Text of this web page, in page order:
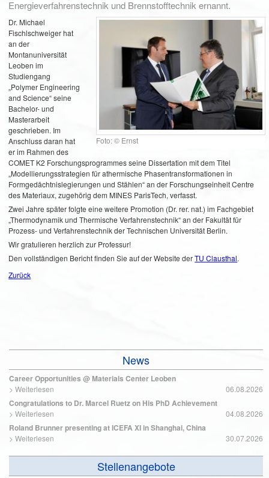
Energieverfahrenstechnik und Brennstofftechnik ernannt.
Foto: © Ernst
Dr. Michael
Fischlschweiger hat
an der
Montanuniversität
Leoben im
Studiengang
„Polymer Engineering
and Science“ seine
Bachelor- und
Masterarbeit
geschrieben. Im
Anschluss daran hat
er im Rahmen des
COMET K2 Forschungsprogrammes seine Dissertation mit dem Titel
„Modellierungsstrategien für athermische Phasentransformationen in
Formgedächtnislegierungen und Stählen“ an der Forschungseinheit Centre
des Materiaux, zugehörig dem MINES ParisTech, verfasst.
Zwei Jahre später folgte eine weitere Promotion (Dr. rer. nat.) im Fachgebiet
„Thermodynamik und Thermische Verfahrenstechnik“ an der Fakultät für
Prozess- und Verfahrenstechnik der Technischen Universität Berlin.
Wir gratulieren herzlich zur Professur!
Den vollständigen Bericht finden Sie auf der Website derTU Clausthal.
Zurück
News
Career Opportunities @ Materials Center Leoben
> Weiterlesen 06.08.2026
Congratulations to Dr. Marcel Ruetz on His PhD Achievement
> Weiterlesen 04.08.2026
Roland Brunner presenting at ICEFA XI in Shanghai, China
> Weiterlesen 30.07.2026
Stellenangebote